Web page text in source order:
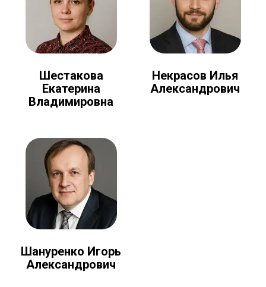
Шестакова
Екатерина
Владимировна
Некрасов Илья
Александрович
Шануренко Игорь
Александрович